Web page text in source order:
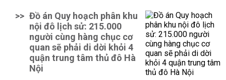
>> Đồ án Quy hoạch phân khu
nội đô lịch sử: 215.000
người cùng hàng chục cơ
quan sẽ phải di dời khỏi 4
quận trung tâm thủ đô Hà
Nội